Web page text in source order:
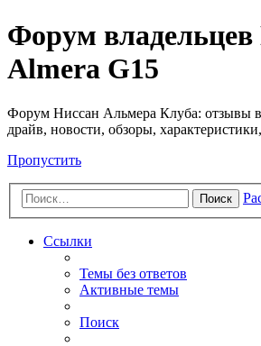
Форум владельцев
Almera G15
Форум Ниссан Альмера Клуба: отзывы
драйв, новости, обзоры,
Пропустить
Поиск
Ссылки
Темы без ответов
Активные темы
Поиск